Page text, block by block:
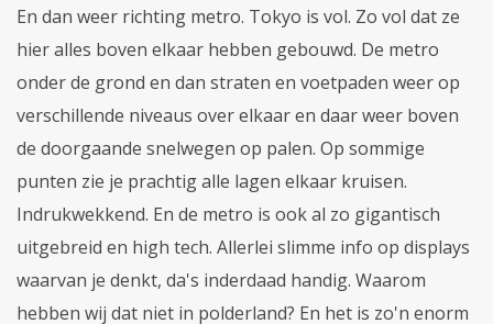
En dan weer richting metro. Tokyo is vol. Zo vol dat ze
hier alles boven elkaar hebben gebouwd. De metro
onder de grond en dan straten en voetpaden weer op
verschillende niveaus over elkaar en daar weer boven
de doorgaande snelwegen op palen. Op sommige
punten zie je prachtig alle lagen elkaar kruisen.
Indrukwekkend. En de metro is ook al zo gigantisch
uitgebreid en high tech. Allerlei slimme info op displays
waarvan je denkt, da's inderdaad handig. Waarom
hebben wij dat niet in polderland? En het is zo'n enorm